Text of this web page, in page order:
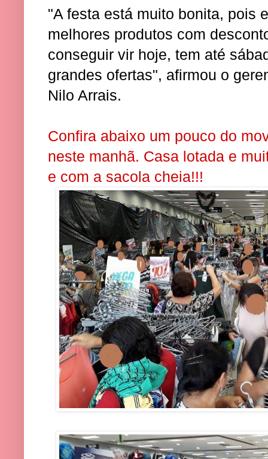
"A festa está muito bonita, pois
melhores produtos com
conseguir vir hoje, tem até
grandes ofertas", afirmou o
Nilo Arrais.
Confira abaixo um pouco do
neste manhã. Casa lotada e
e com a sacola cheia!!!